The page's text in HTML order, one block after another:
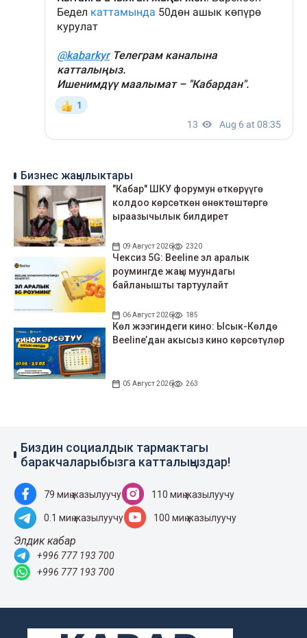
Бизнес жаңылыктары
"Кабар" ШКУ форумун өткөрүүгө
колдоо көрсөткөн өнөктөштөргө
ыраазычылык билдирет
09 Август 2026 2320
Чексиз 5G: Beeline эл аралык
роумингде жаңы муундагы
байланышты тартуулайт
06 Август 2026 185
Көл жээгиндеги кино: Ысык-Көлдө
Beeline’дан акысыз кино көрсөтүлөр
05 Август 2026 263
Биздин социалдык тармактагы
баракчаларыбызга катталыңыздар!
79 миң жазылуучу 110 миң жазылуучу
0.1 миң жазылуучу 100 миң жазылуучу
Элдик кабар
+996 777 193 700
+996 777 193 700